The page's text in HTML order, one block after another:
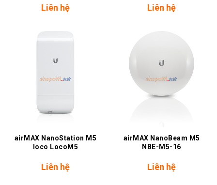
Liên hệ Liên hệ
airMAX NanoStation M5
loco LocoM5
Liên hệ
airMAX NanoBeam M5
NBE-M5-16
Liên hệ